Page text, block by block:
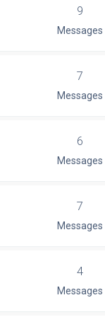
9
Messages
7
Messages
6
Messages
7
Messages
4
Messages